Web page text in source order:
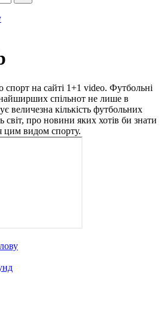
на сайті 1+1 video. Футбольні
спільнот не лише в
величезна кількість футбольних
світ, про новини яких хотів би знати
цим видом спорту.